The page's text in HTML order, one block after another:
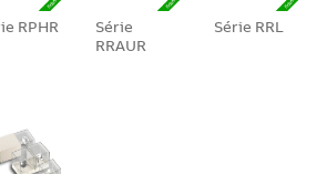
RPHR
Série
RRAUR
Série RRL